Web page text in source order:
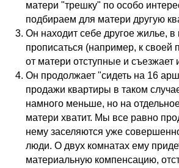
матери "трешку" по особо
подбираем для матери другую
Он находит себе другое жилье, в
прописаться (например, к своей
от матери отступные и съезжает
Он продолжает "сидеть на 16
продажи квартиры в таком
намного меньше, но на
матери хватит. Мы все равно
нему заселяются уже
люди. О двух комнатах ему
материальную компенсацию,